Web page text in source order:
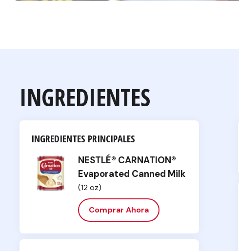
INGREDIENTES
INGREDIENTES PRINCIPALES
NESTLÉ® CARNATION®
Evaporated Canned Milk
(12 oz)
Comprar Ahora